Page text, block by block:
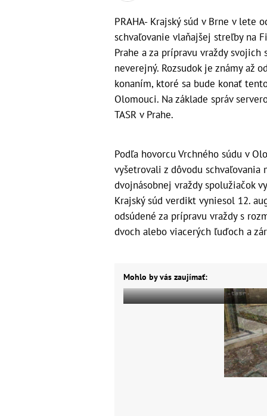
PRAHA- Krajský súd v Brne v lete
schvaľovanie vlaňajšej streľby na
Prahe a za prípravu vraždy
neverejný. Rozsudok je známy až
konaním, ktoré sa bude konať
Olomouci. Na základe správ
TASR v Prahe.
Podľa hovorcu Vrchného súdu v
vyšetrovali z dôvodu schvaľovania
dvojnásobnej vraždy spolužiačok
Krajský súd verdikt vyniesol 12.
odsúdené za prípravu vraždy s
dvoch alebo viacerých ľuďoch a
Mohlo by vás zaujímať: